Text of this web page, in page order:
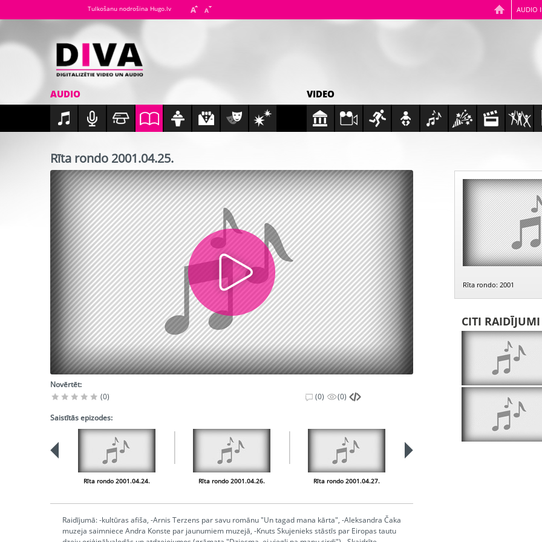
AUDIO
Tulkošanu nodrošina Hugo.lv
AUDIO VIDEO
Rīta rondo 2001.04.25.
Novērtēt:
(0)
(0) (0)
Saistītās epizodes:
Rīta rondo 2001.04.24. Rīta rondo 2001.04.26. Rīta rondo 2001.04.27.
Raidījumā: -kultūras afiša, -Arnis Terzens par savu romānu "Un tagad mana kārta", -Aleksandra Čaka
muzeja saimniece Andra Konste par jaunumiem muzejā, -Knuts Skujenieks stāstīs par Eiropas tautu
Rīta rondo: 2001
CITI